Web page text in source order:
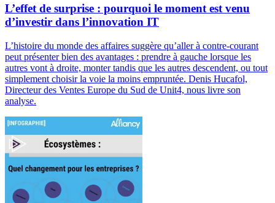
L’effet de surprise : pourquoi le moment est venu
d’investir dans l’innovation IT
L’histoire du monde des affaires suggère qu’aller à contre-courant
peut présenter bien des avantages : prendre à gauche lorsque les
autres vont à droite, monter tandis que les autres descendent, ou tout
simplement choisir la voie la moins empruntée. Denis Hucafol,
Directeur des Ventes Europe du Sud de Unit4, nous livre son
analyse.